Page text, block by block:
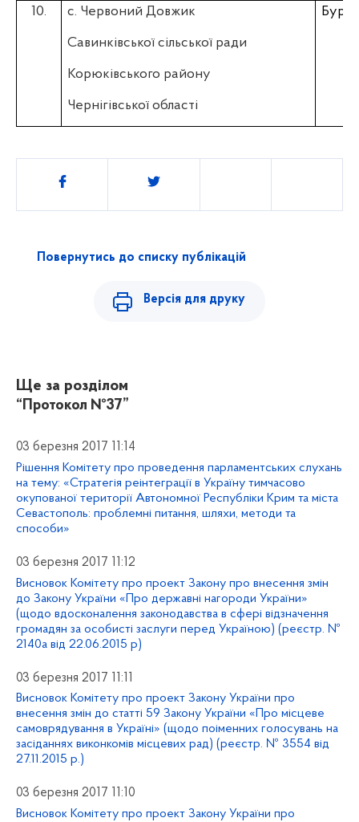
10. с. Червоний Довжик
Савинківської сільської ради
Корюківського району
Чернігівської області
Поділитись
Повернутись до списку публікацій
Версія для друку
Ще за розділом
“Протокол №37”
03 березня 2017 11:14
Рішення Комітету про проведення парламентських слухань
на тему: «Стратегія реінтеграції в Україну тимчасово
окупованої території Автономної Республіки Крим та міста
Севастополь: проблемні питання, шляхи, методи та
способи»
03 березня 2017 11:12
Висновок Комітету про проект Закону про внесення змін
до Закону України «Про державні нагороди України»
(щодо вдосконалення законодавства в сфері відзначення
громадян за особисті заслуги перед Україною) (реєстр. №
2140а від 22.06.2015 р)
03 березня 2017 11:11
Висновок Комітету про проект Закону України про
внесення змін до статті 59 Закону України «Про місцеве
самоврядування в Україні» (щодо поіменних голосувань на
засіданнях виконкомів місцевих рад) (реєстр. № 3554 від
27.11.2015 р.)
03 березня 2017 11:10
Висновок Комітету про проект Закону України про